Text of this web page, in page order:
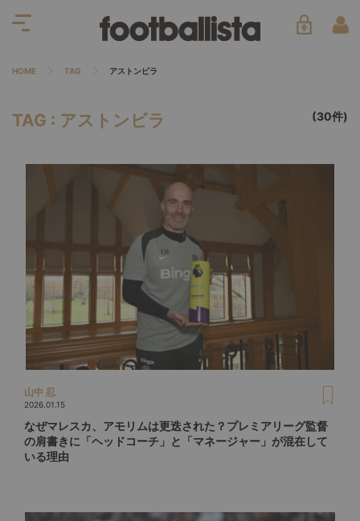
HOME TAG アストンビラ
TAG : アストンビラ (30件)
山中 忍
2026.01.15
なぜマレスカ、アモリムは更迭された？プレミアリーグ監督
の肩書きに「ヘッドコーチ」と「マネージャー」が混在して
いる理由